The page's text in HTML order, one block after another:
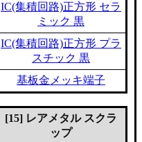
IC(集積回路)正方形 セラ
ミック 黒
IC(集積回路)正方形 プラ
スチック 黒
基板金メッキ端子
[15] レアメタル スクラ
ップ